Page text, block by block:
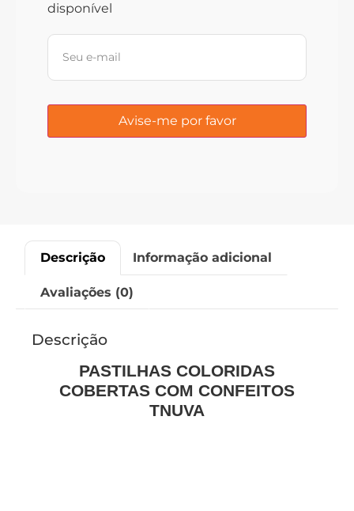
disponível
Descrição Informação adicional
Avaliações (0)
Descrição
PASTILHAS COLORIDAS
COBERTAS COM CONFEITOS
TNUVA